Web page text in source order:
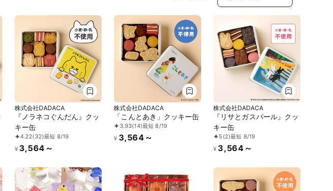
株式会社DADACA
『ノラネコぐんだん』クッ
キー缶
4.22(32)最短 8/19
¥ 3,564～
株式会社DADACA
「こんとあき」クッキー缶
3.93(14)最短 8/19
¥ 3,564～
株式会社DADACA
『リサとガスパール』クッ
キー缶
5 (2)最短 8/19
¥ 3,564～